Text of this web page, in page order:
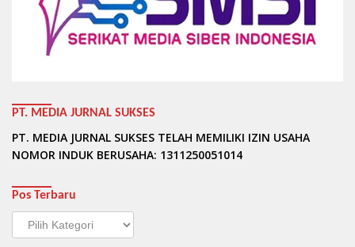
PT. MEDIA JURNAL SUKSES
PT. MEDIA JURNAL SUKSES TELAH MEMILIKI IZIN USAHA
NOMOR INDUK BERUSAHA: 1311250051014
Pos Terbaru
Pos
Terbaru